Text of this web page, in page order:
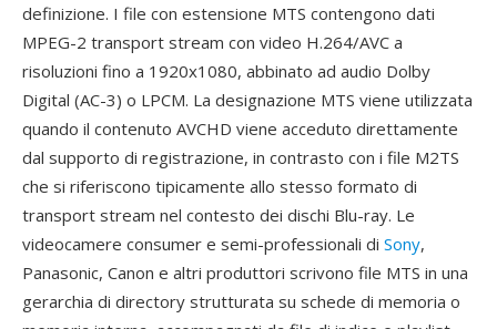
definizione. I file con estensione MTS contengono dati
MPEG-2 transport stream con video H.264/AVC a
risoluzioni fino a 1920x1080, abbinato ad audio Dolby
Digital (AC-3) o LPCM. La designazione MTS viene utilizzata
quando il contenuto AVCHD viene acceduto direttamente
dal supporto di registrazione, in contrasto con i file M2TS
che si riferiscono tipicamente allo stesso formato di
transport stream nel contesto dei dischi Blu-ray. Le
videocamere consumer e semi-professionali di Sony,
Panasonic, Canon e altri produttori scrivono file MTS in una
gerarchia di directory strutturata su schede di memoria o